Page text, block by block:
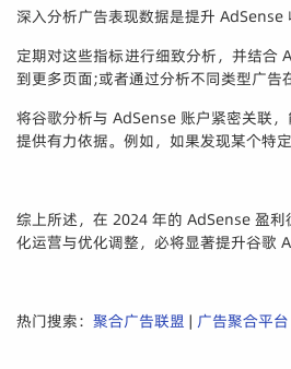
深入分析广告表现数据是提升
定期对这些指标进行细致分析，并结合
到更多页面;或者通过分析不同类型广告
将谷歌分析与 AdSense 账户紧密关联
提供有力依据。例如，如果发现某个特
综上所述，在 2024 年的 AdSense 盈
化运营与优化调整，必将显著提升谷歌
热门搜索： 聚合广告联盟 | 广告聚合平台